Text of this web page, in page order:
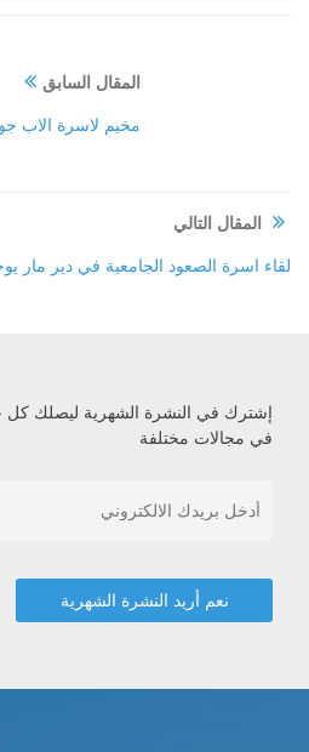
المقال السابق
مخيم لاسرة الاب
المقال التالي
لقاء اسرة الصعود الجامعية في دير مار
إشترك في النشرة الشهرية ليصلك
في مجالات مختلفة